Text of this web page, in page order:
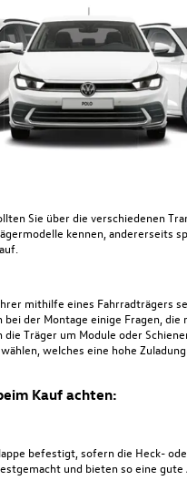
Sie über die verschiedenen
kennen, andererseits
mithilfe eines Fahrradträgers
der Montage einige Fragen,
Träger um Module oder
welches eine hohe Zuladung
Kauf achten:
befestigt, sofern die Heck-
und bieten so eine